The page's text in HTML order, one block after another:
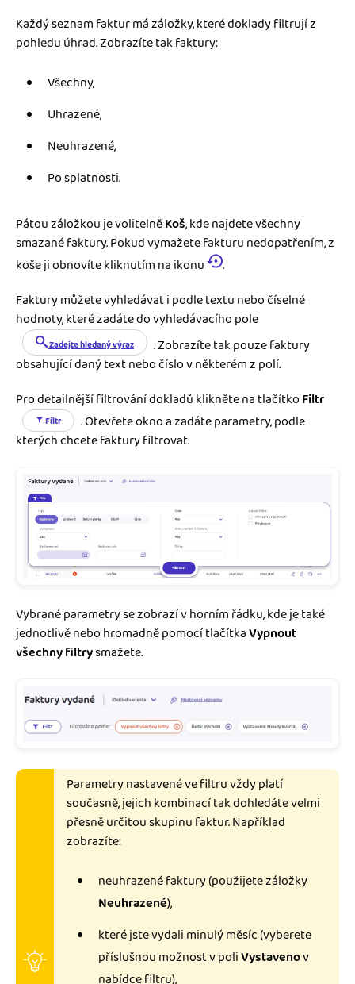
Každý seznam faktur má záložky, které doklady filtrují z
pohledu úhrad. Zobrazíte tak faktury:
Všechny,
Uhrazené,
Neuhrazené,
Po splatnosti.
Pátou záložkou je volitelněKoš, kde najdete všechny
smazané faktury. Pokud vymažete fakturu nedopatřením, z
koše ji obnovíte kliknutím na ikonu
.
Faktury můžete vyhledávat i podle textu nebo číselné
hodnoty, které zadáte do vyhledávacího pole
Zadejte hledaný výraz
. Zobrazíte tak pouze faktury
obsahující daný text nebo číslo v některém z polí.
Pro detailnější filtrování dokladů klikněte na tlačítko Filtr
Filtr
. Otevřete okno a zadáte parametry, podle
kterých chcete faktury filtrovat.
Vybrané parametry se zobrazí v horním řádku, kde je také
jednotlivě nebo hromadně pomocí tlačítkaVypnout
všechny filtrysmažete.
Parametry nastavené ve filtru vždy platí
současně, jejich kombinací tak dohledáte velmi
přesně určitou skupinu faktur. Například
zobrazíte:
neuhrazené faktury (použijete záložky
Neuhrazené),
které jste vydali minulý měsíc (vyberete
příslušnou možnost v poliVystavenov
nabídce filtru),